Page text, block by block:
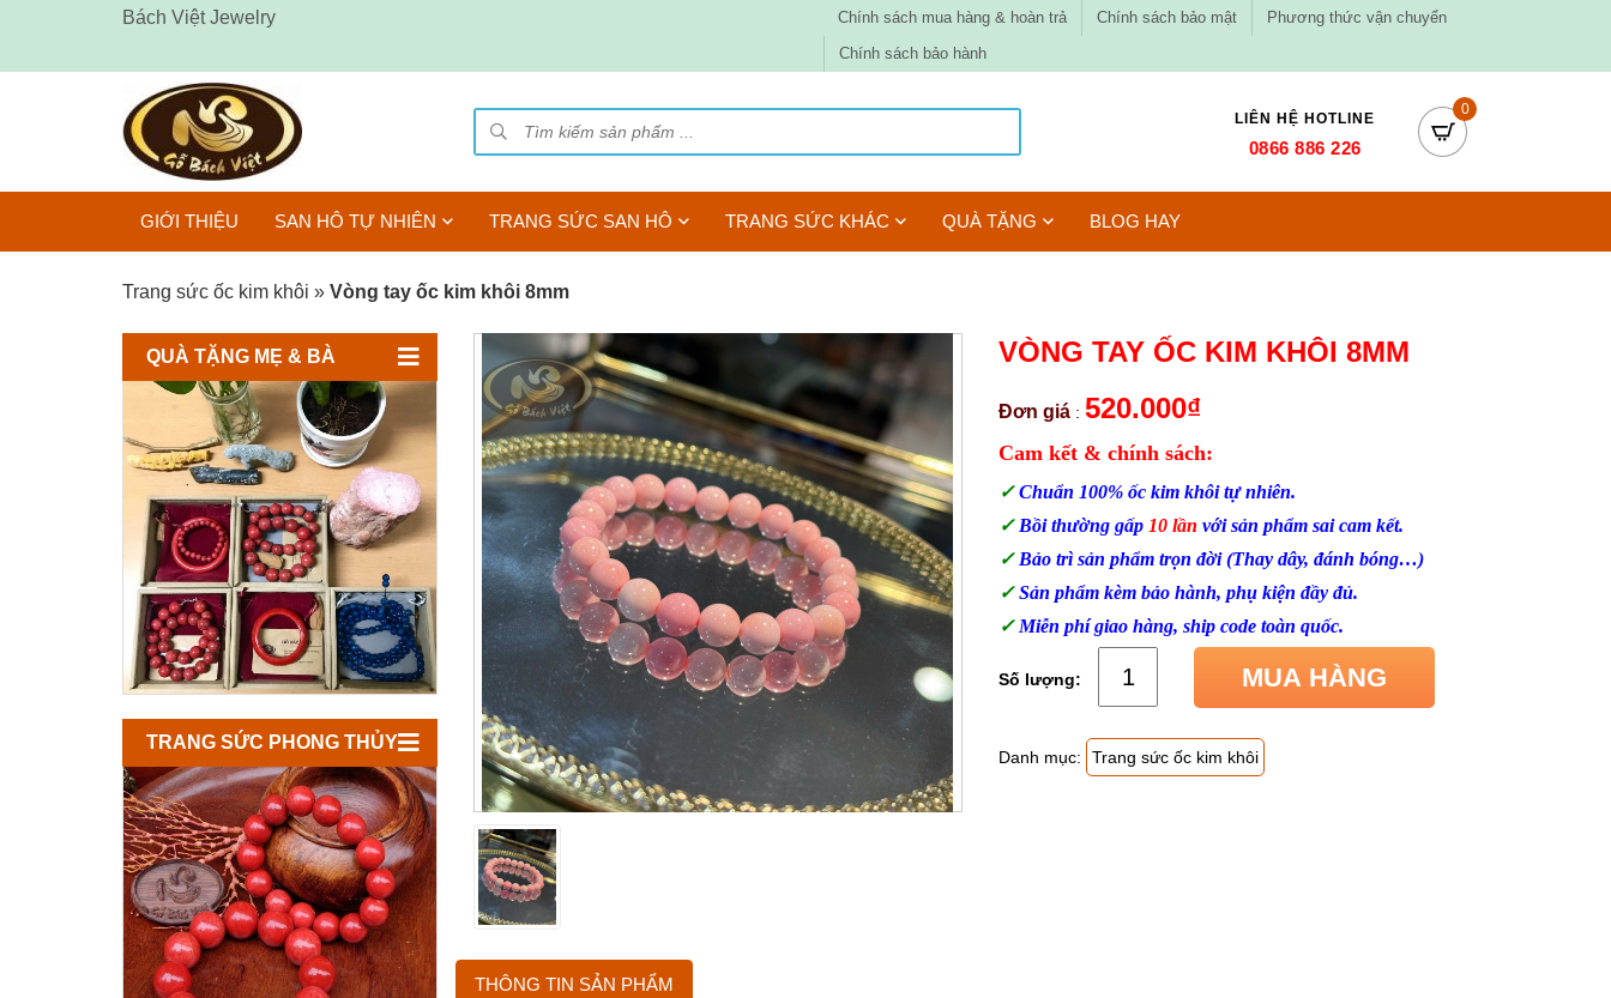
Bách Việt Jewelry Chính sách mua hàng & hoàn trả Chính sách bảo mật
Phương thức vận chuyển
Chính sách bảo hành
LIÊN HỆ HOTLINE
0866 886 226
0
GIỚI THIỆU SAN HÔ TỰ NHIÊN TRANG SỨC SAN HÔ TRANG SỨC KHÁC QUÀ TẶNG BLOG HAY
Trang sức ốc kim khôi » Vòng tay ốc kim khôi 8mm
QUÀ TẶNG MẸ & BÀ
TRANG SỨC PHONG THỦY
VÒNG TAY ỐC KIM KHÔI 8MM
Đơn giá :520.000₫
Cam kết & chính sách:
✓ Chuẩn 100% ốc kim khôi tự nhiên.
✓ Bồi thường gấp 10 lần với sản phẩm sai cam kết.
✓ Bảo trì sản phẩm trọn đời (Thay dây, đánh bóng…)
✓ Sản phẩm kèm bảo hành, phụ kiện đầy đủ.
✓ Miễn phí giao hàng, ship code toàn quốc.
MUA HÀNG
Danh mục: Trang sức ốc kim khôi
THÔNG TIN SẢN PHẨM